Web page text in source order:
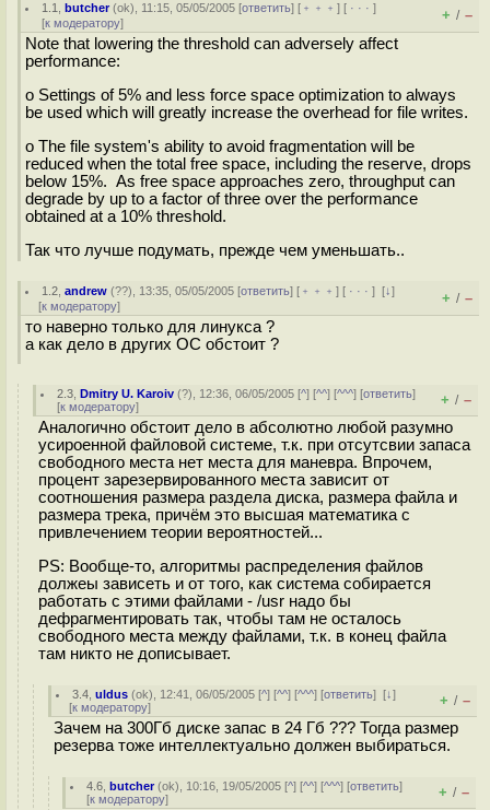
1.1 ,butcher(ok), 11:15, 05/05/2005 [ответить] [ ﹢﹢﹢] [ · · ·]
[к модератору] + / –
Note that lowering the threshold can adversely affect
performance:
o Settings of 5% and less force space optimization to always
be used which will greatly increase the overhead for file writes.
o The file system's ability to avoid fragmentation will be
reduced when the total free space, including the reserve, drops
below 15%. As free space approaches zero, throughput can
degrade by up to a factor of three over the performance
obtained at a 10% threshold.
Так что лучше подумать, прежде чем уменьшать..
1.2 ,andrew (??), 13:35, 05/05/2005 [ответить] [ ﹢﹢﹢] [ · · ·][↓]
[к модератору] + / –
то наверно только для линукса ?
а как дело в других ОС обстоит ?
2.3 ,Dmitry U. Karoiv (?), 12:36, 06/05/2005 [^] [^^] [^^^] [ответить]
[к модератору] + / –
Аналогично обстоит дело в абсолютно любой разумно
усироенной файловой системе, т.к. при отсутсвии запаса
свободного места нет места для маневра. Впрочем,
процент зарезервированного места зависит от
соотношения размера раздела диска, размера файла и
размера трека, причём это высшая математика с
привлечением теории вероятностей...
PS: Вообще-то, алгоритмы распределения файлов
должеы зависеть и от того, как система собирается
работать с этими файлами - /usr надо бы
дефрагментировать так, чтобы там не осталось
свободного места между файлами, т.к. в конец файла
там никто не дописывает.
3.4 ,uldus (ok), 12:41, 06/05/2005 [^] [^^] [^^^] [ответить][↓]
[к модератору] + / –
Зачем на 300Гб диске запас в 24 Гб ??? Тогда размер
резерва тоже интеллектуально должен выбираться.
4.6 ,butcher(ok), 10:16, 19/05/2005 [^] [^^] [^^^] [ответить]
[к модератору] + / –